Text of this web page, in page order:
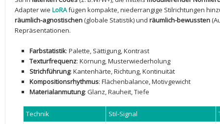
Adapter wie LoRAfügen kompakte, niederrangige Stilrichtungen
räumlich-agnostischen(globale ‍Statistik) und räumlich-bewussten
Repräsentationen.
Farbstatistik: Palette, Sättigung, Kontrast
Texturfrequenz: Körnung, Musterwiederholung
Strichführung: Kantenhärte, Richtung, ⁤Kontinuität
Kompositionsrhythmus: Flächenbalance, Motivgewicht
Materialanmutung: Glanz, Rauheit,⁢ Tiefe
Technik Stil-Signal